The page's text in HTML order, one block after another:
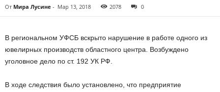
От Мира Лусине - Мар 13, 2018 2078 0
В региональном УФСБ вскрыто нарушение в работе одного из
ювелирных производств областного центра. Возбуждено
уголовное дело по ст. 192 УК РФ.
В ходе следствия было установлено, что предприятие